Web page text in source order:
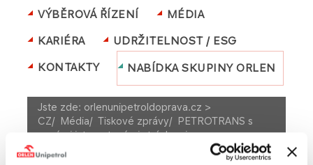
VÝBĚROVÁ ŘÍZENÍ
MÉDIA
KARIÉRA
UDRŽITELNOST / ESG
KONTAKTY
NABÍDKA SKUPINY ORLEN
Jste zde: orlenunipetroldoprava.cz >
CZ/ Média/ Tiskové zprávy/ PETROTRANS s
novými internetovými stránkami
Velikost textu
A A